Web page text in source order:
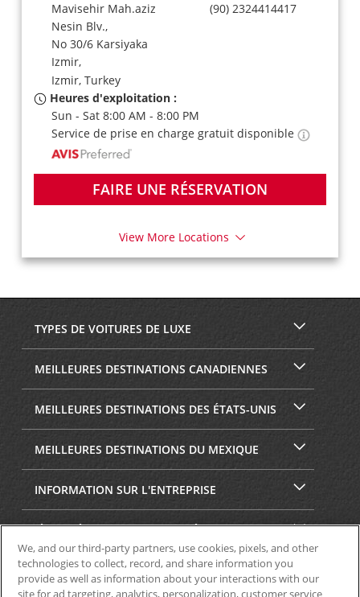
Mavisehir Mah.aziz
Nesin Blv.,
No 30/6 Karsiyaka
Izmir,
Izmir, Turkey
(90) 2324414417
Heures d'exploitation :
Sun - Sat 8:00 AM - 8:00 PM
Service de prise en charge gratuit disponible
FAIRE UNE RÉSERVATION
View More Locations
TYPES DE VOITURES DE LUXE
MEILLEURES DESTINATIONS CANADIENNES
MEILLEURES DESTINATIONS DES ÉTATS-UNIS
MEILLEURES DESTINATIONS DU MEXIQUE
INFORMATION SUR L'ENTREPRISE
SÉCURITÉ ET CONFIDENTIALITÉ
We, and our third-party partners, use cookies, pixels, and other
technologies to collect, record, and share information you
provide as well as information about your interactions with our
site for ad targeting, analytics, personalization, customer service